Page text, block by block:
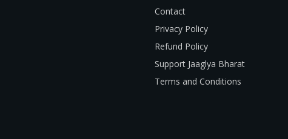
Contact
Privacy Policy
Refund Policy
Support Jaaglya Bharat
Terms and Conditions